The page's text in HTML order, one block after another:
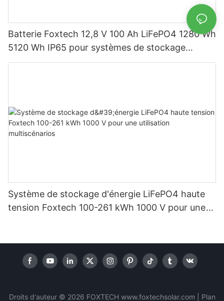
Batterie Foxtech 12,8 V 100 Ah LiFePO4 1280 Wh
5120 Wh IP65 pour systèmes de stockage
d'énergie solaire domestique
Système de stockage d'énergie LiFePO4 haute
tension Foxtech 100-261 kWh 1000 V pour une
Droits d'auteur © 2026 FOXTECH www.foxtechsolar.com Plan